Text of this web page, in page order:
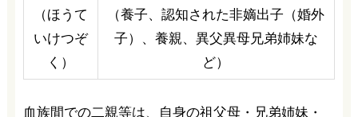
（ほうて
いけつぞ
く）
（養子、認知された非嫡出子（婚外
子）、養親、異父異母兄弟姉妹な
ど）
血族間での二親等は、自身の祖父母・兄弟姉妹・